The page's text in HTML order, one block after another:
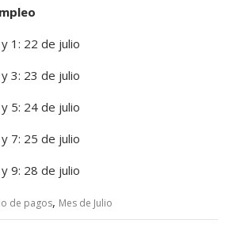
1: 22 de julio
3: 23 de julio
5: 24 de julio
7: 25 de julio
9: 28 de julio
de pagos, Mes de Julio